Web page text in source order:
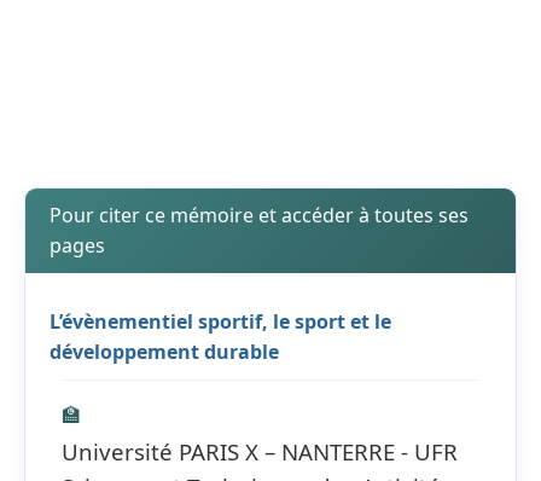
Pour citer ce mémoire et accéder à toutes ses
pages
L’évènementiel sportif, le sport et le
développement durable
🏫
Université PARIS X – NANTERRE - UFR